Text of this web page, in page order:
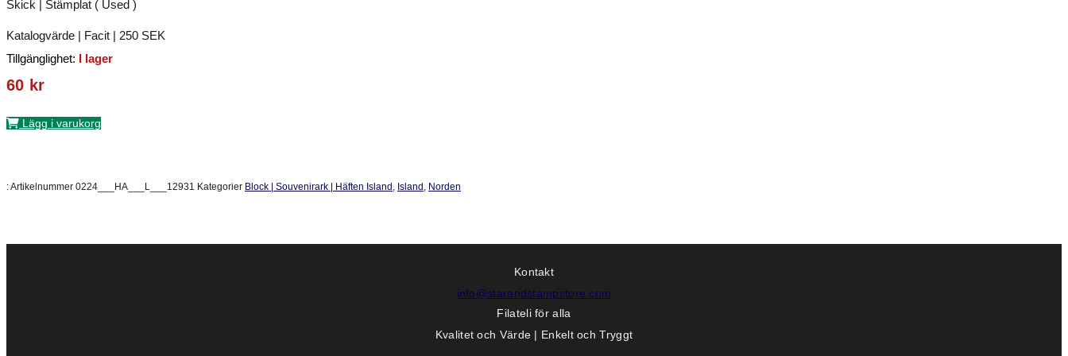
Skick | Stämplat ( Used )
Katalogvärde | Facit | 250 SEK
Tillgänglighet: I lager
60 kr
Lägg i varukorg
:Artikelnummer 0224___HA___L___12931 Kategorier Block | Souvenirark | Häften Island, Island, Norden
Kontakt
info@starandstampstore.com
Filateli för alla
Kvalitet och Värde | Enkelt och Tryggt